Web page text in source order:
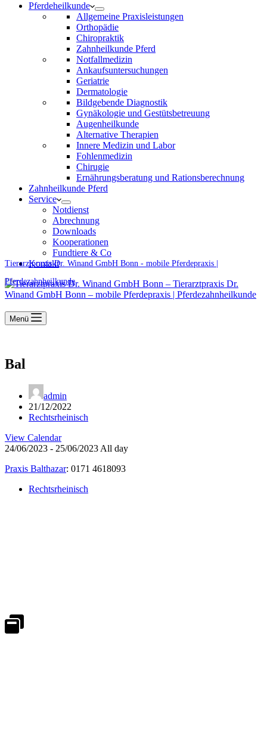
Pferdeheilkunde
Allgemeine Praxisleistungen
Orthopädie
Chiropraktik
Zahnheilkunde Pferd
Notfallmedizin
Ankaufsuntersuchungen
Geriatrie
Dermatologie
Bildgebende Diagnostik
Gynäkologie und Gestütsbetreuung
Augenheilkunde
Alternative Therapien
Innere Medizin und Labor
Fohlenmedizin
Chirugie
Ernährungsberatung und Rationsberechnung
Zahnheilkunde Pferd
Service
Notdienst
Abrechnung
Downloads
Kooperationen
Fundtiere & Co
Kontakt
Tierarztpraxis Dr. Winand GmbH Bonn - mobile Pferdepraxis |
Pferdezahnheilkunde
Menü
Bal
admin
21/12/2022
Rechtsrheinisch
View Calendar
24/06/2023 - 25/06/2023 All day
Praxis Balthazar: 0171 4618093
Rechtsrheinisch